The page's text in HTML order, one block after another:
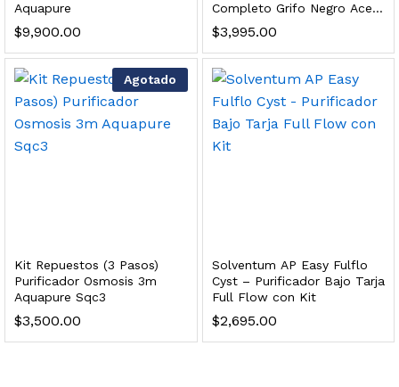
Aquapure
$9,900.00
Completo Grifo Negro Acero
Inoxidable
$3,995.00
Agotado
Kit Repuestos (3 Pasos)
Purificador Osmosis 3m
Aquapure Sqc3
$3,500.00
Solventum AP Easy Fulflo
Cyst – Purificador Bajo Tarja
Full Flow con Kit
$2,695.00
al carrito
de Agua | Repuesto (con Polifosfatos)
3,699.00
SS304 Natural Cepillado | Agua Purificada
699.00